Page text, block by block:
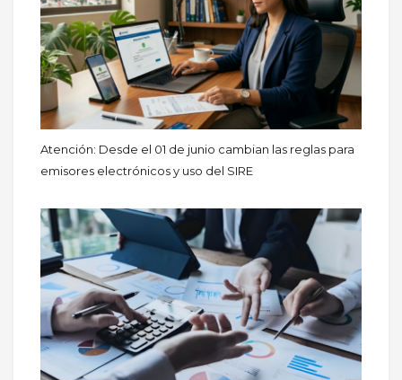
Atención: Desde el 01 de junio cambian las reglas para
emisores electrónicos y uso del SIRE